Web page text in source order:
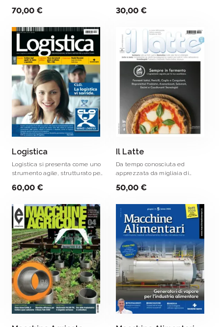
tecnica e specializzata per
certificata ne assicura una
diffusione .
70,00 €
movimento terra.
30,00 €
Logistica
Logistica si presenta come uno
strumento agile, strutturato per
gli aspetti della moderna supply
innovazioni che ne stanno .
60,00 €
Il Latte
Da tempo conosciuta ed
apprezzata da migliaia di
mensilmente articoli inerenti gli
produzione e metodi di analisi
utilizzati nel settore .
50,00 €